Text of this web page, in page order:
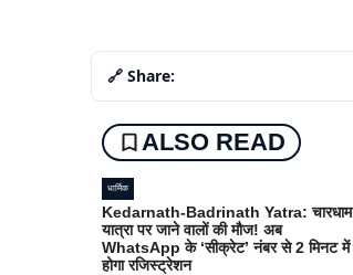
🔗 Share:
ALSO READ
धार्मिक
Kedarnath-Badrinath Yatra: चारधाम
यात्रा पर जाने वालों की मौज! अब
WhatsApp के ‘सीक्रेट’ नंबर से 2 मिनट में
होगा रजिस्ट्रेशन